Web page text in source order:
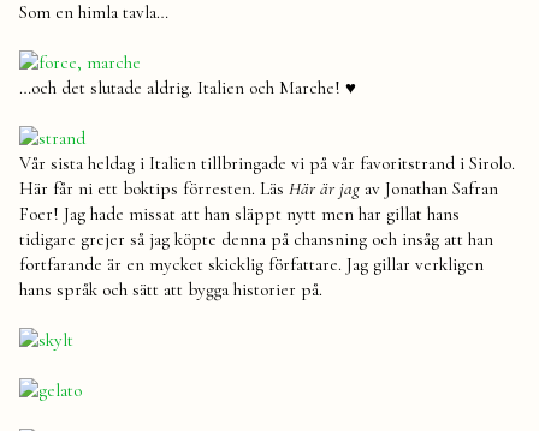
Som en himla tavla…
…och det slutade aldrig. Italien och Marche! ♥
Vår sista heldag i Italien tillbringade vi på vår favoritstrand i Sirolo.
Här får ni ett boktips förresten. Läs Här är jag av Jonathan Safran
Foer! Jag hade missat att han släppt nytt men har gillat hans
tidigare grejer så jag köpte denna på chansning och insåg att han
fortfarande är en mycket skicklig författare. Jag gillar verkligen
hans språk och sätt att bygga historier på.